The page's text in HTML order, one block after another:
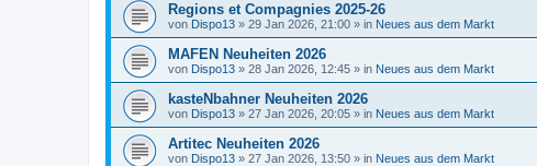
Regions et Compagnies 2025-26
von Dispo13 » 29 Jan 2026, 21:00 » in Neues aus dem Markt
MAFEN Neuheiten 2026
von Dispo13 » 28 Jan 2026, 12:45 » in Neues aus dem Markt
kasteNbahner Neuheiten 2026
von Dispo13 » 27 Jan 2026, 20:05 » in Neues aus dem Markt
Artitec Neuheiten 2026
von Dispo13 » 27 Jan 2026, 13:50 » in Neues aus dem Markt